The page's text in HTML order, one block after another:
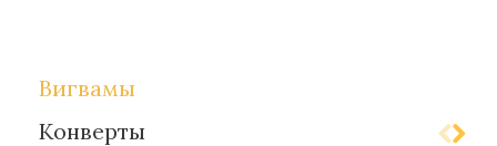
Вигвамы
Конверты